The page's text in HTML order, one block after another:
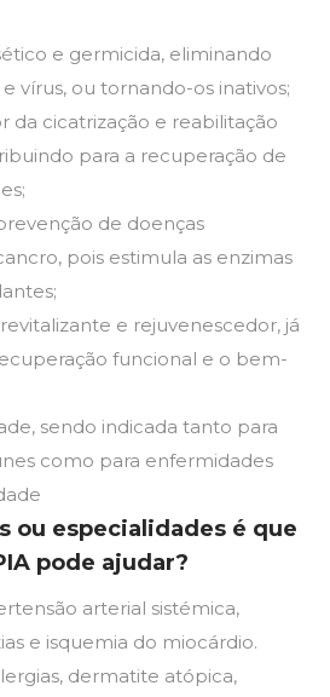
e germicida, eliminando
vírus, ou tornando-os inativos;
da cicatrização e reabilitação
para a recuperação de
de doenças
pois estimula as enzimas
e rejuvenescedor, já
funcional e o bem-
sendo indicada tanto para
como para enfermidades
ou especialidades é que
pode ajudar?
arterial sistémica,
e isquemia do miocárdio.
dermatite atópica,